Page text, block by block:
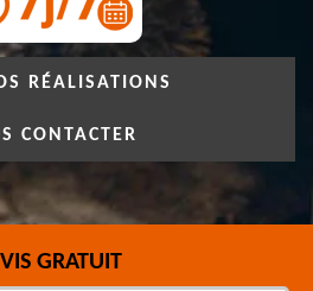
RÉALISATIONS
CONTACTER
GRATUIT